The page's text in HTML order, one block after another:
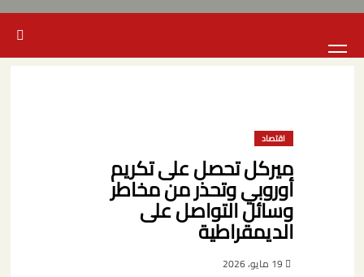
الرئيسية
اقتصاد
ميركل تحصل على تكريم
أوروبي وتحذر من مخاطر
وسائل التواصل على
الديمقراطية
19 مايو، 2026